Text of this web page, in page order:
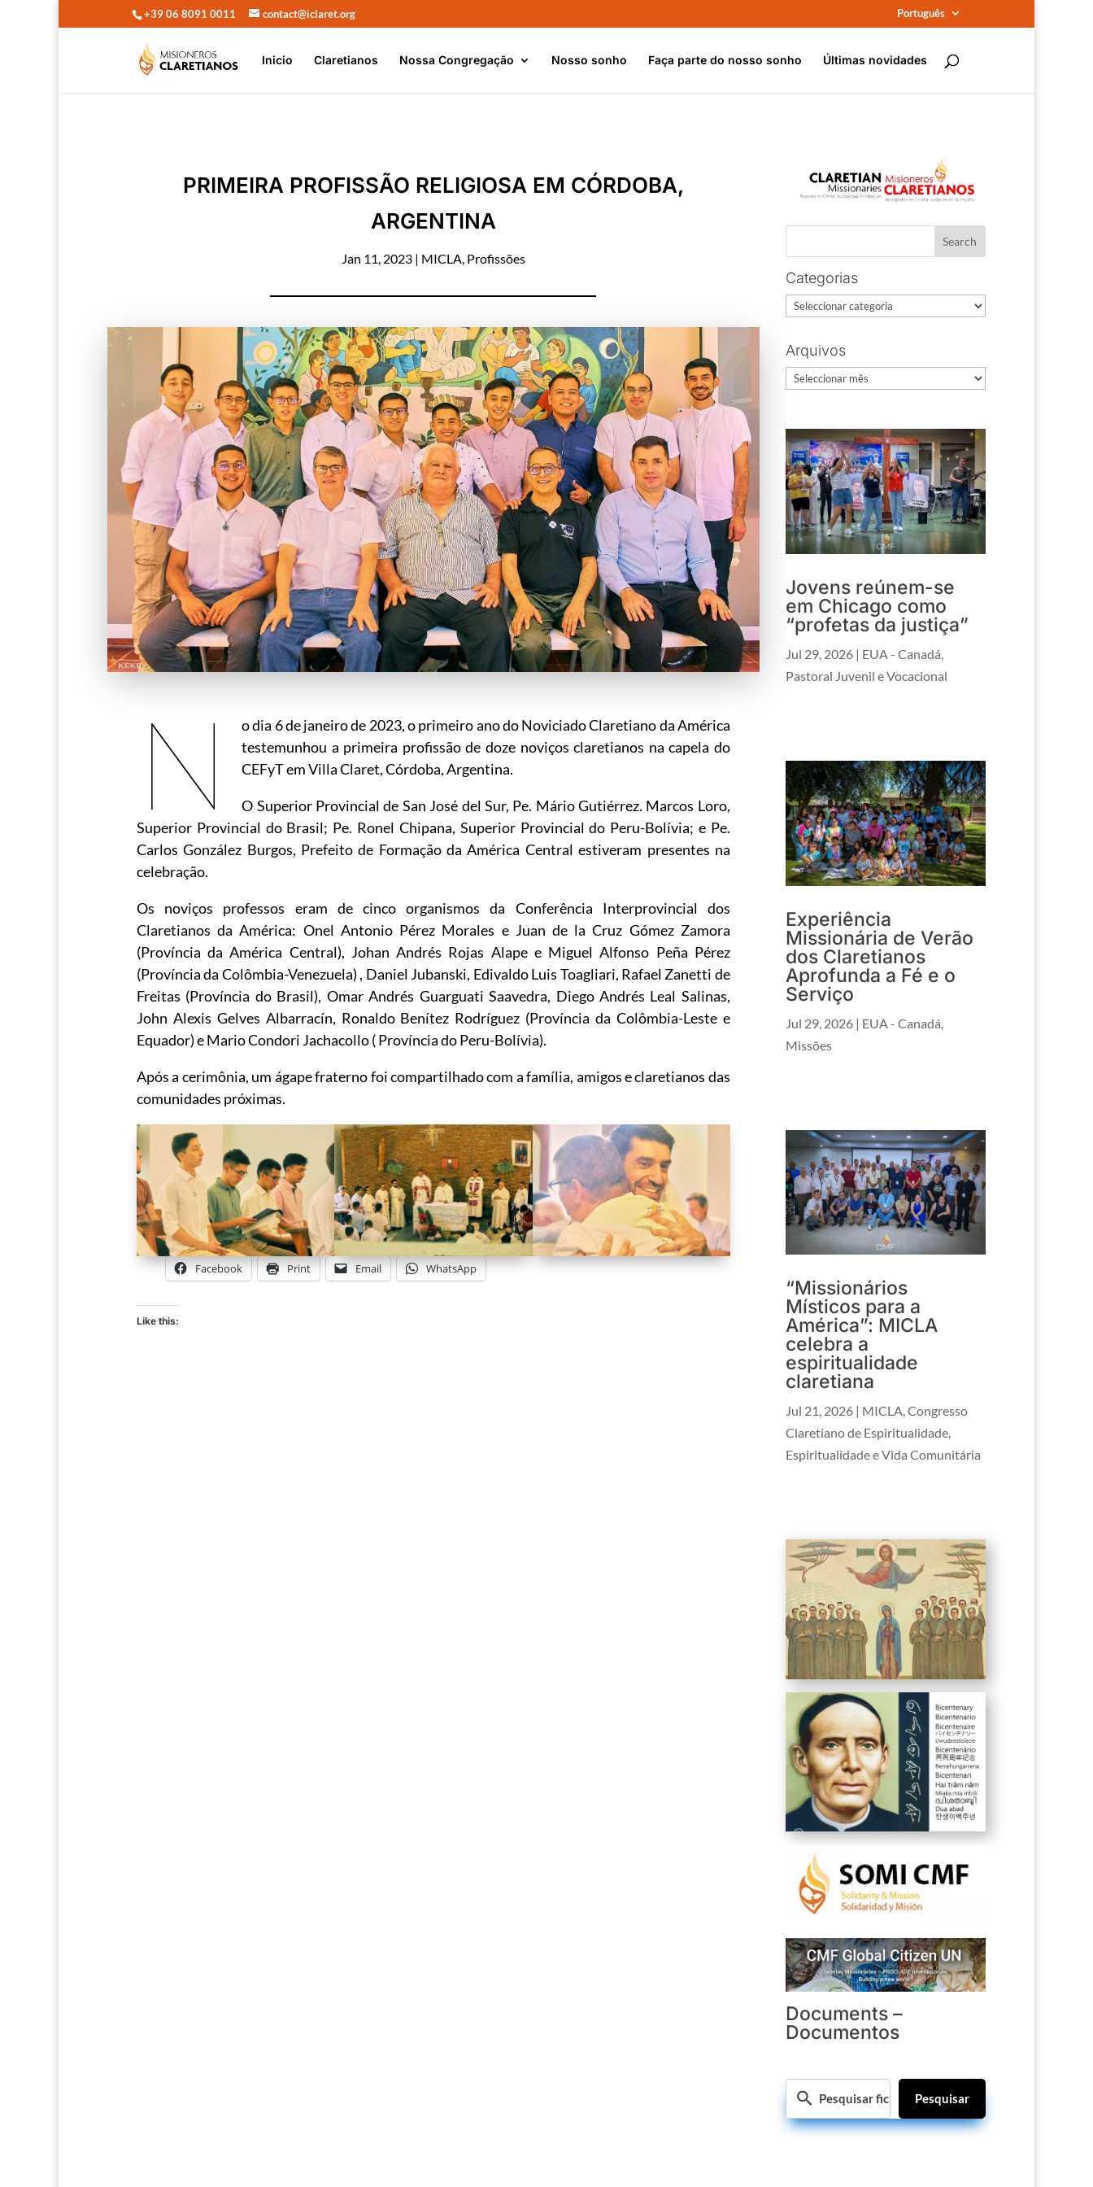
+39 06 8091 0011 contact@iclaret.org Português
Inicio Claretianos Nossa Congregação Nosso sonho Faça parte do nosso sonho Últimas novidades
PRIMEIRA PROFISSÃO RELIGIOSA EM CÓRDOBA,
ARGENTINA
Jan 11, 2023| MICLA, Profissões
N
o dia 6 de janeiro de 2023, o primeiro ano do Noviciado Claretiano da América
testemunhou a primeira profissão de doze noviços claretianos na capela do
CEFyT em Villa Claret, Córdoba, Argentina.
O Superior Provincial de San José del Sur, Pe. Mário Gutiérrez. Marcos Loro,
Superior Provincial do Brasil; Pe. Ronel Chipana, Superior Provincial do Peru-Bolívia; e Pe.
Carlos González Burgos, Prefeito de Formação da América Central estiveram presentes na
celebração.
Os noviços professos eram de cinco organismos da Conferência Interprovincial dos
Claretianos da América: Onel Antonio Pérez Morales e Juan de la Cruz Gómez Zamora
(Província da América Central), Johan Andrés Rojas Alape e Miguel Alfonso Peña Pérez
(Província da Colômbia-Venezuela) , Daniel Jubanski, Edivaldo Luis Toagliari, Rafael Zanetti de
Freitas (Província do Brasil), Omar Andrés Guarguati Saavedra, Diego Andrés Leal Salinas,
John Alexis Gelves Albarracín, Ronaldo Benítez Rodríguez (Província da Colômbia-Leste e
Equador) e Mario Condori Jachacollo ( Província do Peru-Bolívia).
Após a cerimônia, um ágape fraterno foi compartilhado com a família, amigos e claretianos das
comunidades próximas.
Facebook Print Email WhatsApp
Like this:
Categorias
Categorias
Arquivos
Arquivos
Jovens reúnem-se
em Chicago como
“profetas da justiça”
Jul 29, 2026 | EUA - Canadá,
Pastoral Juvenil e Vocacional
Experiência
Missionária de Verão
dos Claretianos
Aprofunda a Fé e o
Serviço
Jul 29, 2026 | EUA - Canadá
Missões
“Missionários
Místicos para a
América”: MICLA
celebra a
espiritualidade
claretiana
Jul 21, 2026 | MICLA,Congresso
Claretiano de Espiritualidade,
Espiritualidade e Vida Comunitária
Documents –
Documentos
Pesquisar